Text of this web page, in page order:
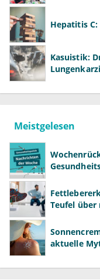
Hepatitis
Kasuistik:
Meistgelesen
Teufel über
aktuelle